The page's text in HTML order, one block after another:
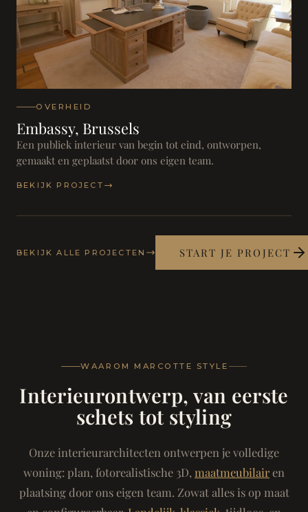
OVERHEID
Embassy, Brussels
Een publiek interieur van begin tot eind, ontworpen,
gemaakt en geplaatst door ons eigen team.
BEKIJK PROJECT
BEKIJK ALLE PROJECTEN START JE PROJECT
WAAROM MARCOTTE STYLE
Interieurontwerp, van eerste
schets tot styling
Onze interieurarchitecten ontwerpen je volledige
woning: plan, fotorealistische 3D, maatmeubilairen
plaatsing door ons eigen team. Zowat alles is op maat